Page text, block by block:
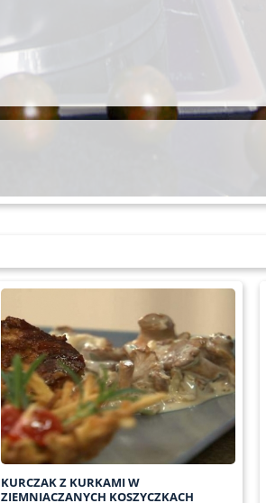
KURCZAK Z KURKAMI W
ZIEMNIACZANYCH KOSZYCZKACH